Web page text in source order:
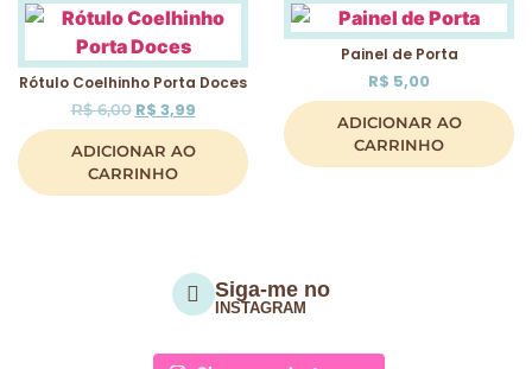
Rótulo Coelhinho Porta Doces
R$6,00 R$ 3,99
ADICIONAR AO
CARRINHO
Painel de Porta
R$ 5,00
ADICIONAR AO
CARRINHO
Siga-me no
INSTAGRAM